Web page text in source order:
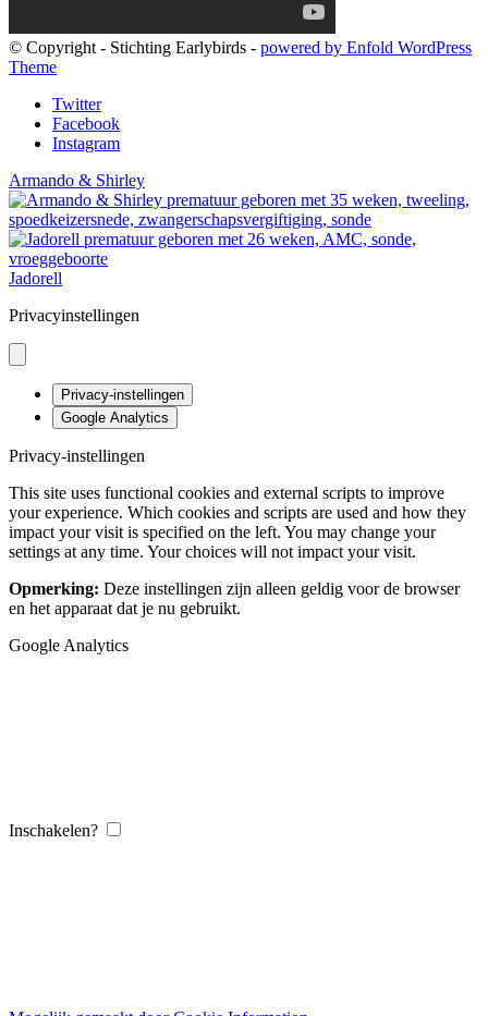
© Copyright - Stichting Earlybirds - powered by Enfold WordPress
Theme
Twitter
Facebook
Instagram
Armando & Shirley
Jadorell
Privacyinstellingen
Privacy-instellingen
Google Analytics
Privacy-instellingen
This site uses functional cookies and external scripts to improve
your experience. Which cookies and scripts are used and how they
impact your visit is specified on the left. You may change your
settings at any time. Your choices will not impact your visit.
Opmerking: Deze instellingen zijn alleen geldig voor de browser
en het apparaat dat je nu gebruikt.
Google Analytics
Inschakelen?